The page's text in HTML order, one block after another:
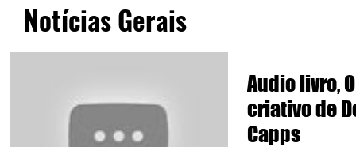
Notícias Gerais
Audio livro,
criativo de
Capps